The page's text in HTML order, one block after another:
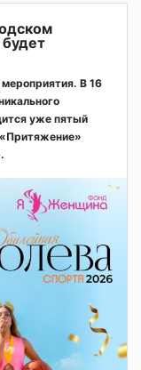
В 16
уже пятый
«Притяжение»